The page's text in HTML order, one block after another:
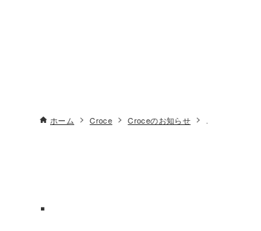
ホーム Croce Croceのお知らせ
.